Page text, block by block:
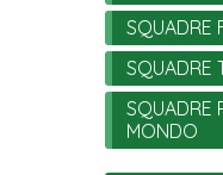
SQUADRE
SQUADRE
SQUADRE
MONDO